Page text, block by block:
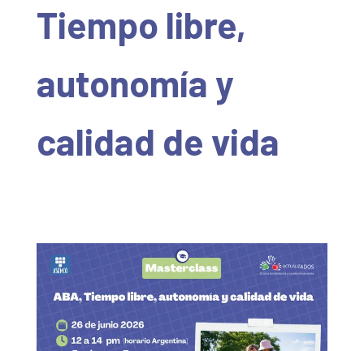
Tiempo libre,
autonomía y
calidad de vida